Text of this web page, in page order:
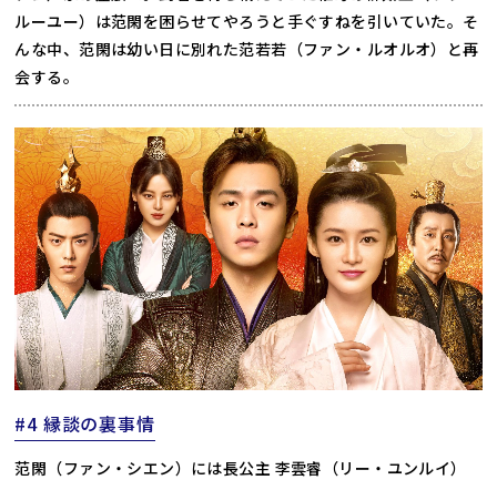
ルーユー）は范閑を困らせてやろうと手ぐすねを引いていた。そ
んな中、范閑は幼い日に別れた范若若（ファン・ルオルオ）と再
会する。
#4 縁談の裏事情
范閑（ファン・シエン）には長公主 李雲睿（リー・ユンルイ）